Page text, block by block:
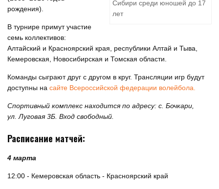
Сибири среди юношей до 17
лет
рождения).
В турнире примут участие
семь коллективов:
Алтайский и Красноярский края, республики Алтай и Тыва,
Кемеровская, Новосибирская и Томская области.
Команды сыграют друг с другом в круг. Трансляции игр будут
доступны на сайте Всероссийской федерации волейбола.
Спортивный комплекс находится по адресу: с. Бочкари,
ул. Луговая 3Б. Вход свободный.
Расписание матчей:
4 марта
12:00 - Кемеровская область - Красноярский край